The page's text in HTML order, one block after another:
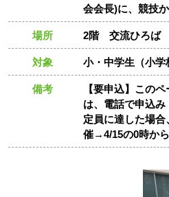
会会長)に、競技
場所 2階 交流ひろば
対象 小・中学生（小
備考
【要申込】この
は、電話で申込
定員に達した場
催→4/15の0時か